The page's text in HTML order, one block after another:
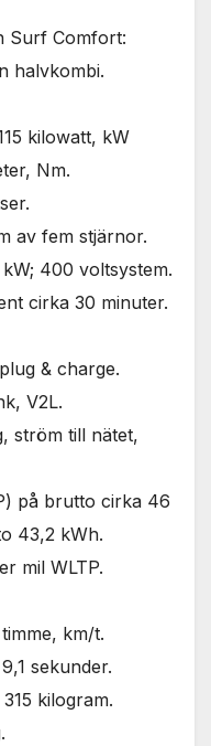
Surf Comfort:
halvkombi.
kilowatt, kW
Nm.
av fem stjärnor.
400 voltsystem.
cirka 30 minuter.
& charge.
V2L.
ström till nätet,
på brutto cirka 46
43,2 kWh.
mil WLTP.
km/t.
sekunder.
kilogram.
med dig av dina
intressen och ditt
beteende när du
surfar ökar du
personligt
anpassat innehåll
och erbjudanden.